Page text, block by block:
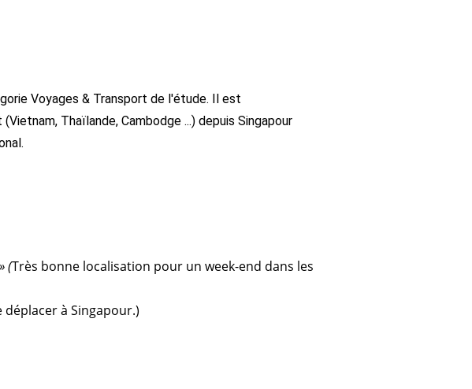
Voyages & Transport de l'étude. Il est
Thaïlande, Cambodge ...) depuis Singapour
(Très bonne localisation pour un week-end dans les
déplacer à Singapour.)